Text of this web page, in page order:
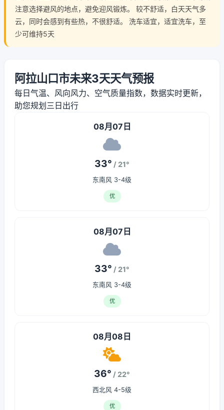
注意选择避风的地点，避免迎风锻炼。 较不舒适，白天天气多
云，同时会感到有些热，不很舒适。 洗车适宜，适宜洗车，至
少可维持5天
阿拉山口市未来3天天气预报
每日气温、风向风力、空气质量指数，数据实时更新，
助您规划三日出行
08月07日
33° / 21°
东南风 3-4级
优
08月07日
33° / 21°
东南风 3-4级
优
08月08日
36° / 22°
西北风 4-5级
优